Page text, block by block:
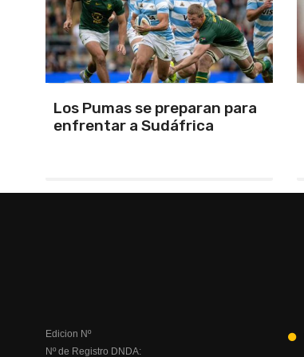
Herrera, el árbitro para San
Lorenzo-Huracán
Edicion Nº
Nº de Registro DNDA: